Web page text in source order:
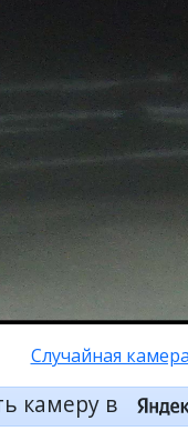
Случайная камера
камеру в